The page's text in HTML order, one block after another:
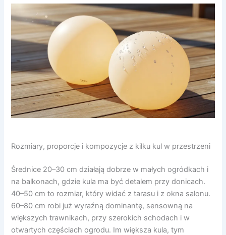
Rozmiary, proporcje i kompozycje z kilku kul w przestrzeni
Średnice 20–30 cm działają dobrze w małych ogródkach i
na balkonach, gdzie kula ma być detalem przy donicach.
40–50 cm to rozmiar, który widać z tarasu i z okna salonu.
60–80 cm robi już wyraźną dominantę, sensowną na
większych trawnikach, przy szerokich schodach i w
otwartych częściach ogrodu. Im większa kula, tym